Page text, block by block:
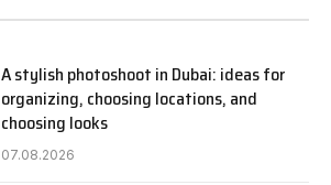
A stylish photoshoot in Dubai: ideas for
organizing, choosing locations, and
choosing looks
07.08.2026